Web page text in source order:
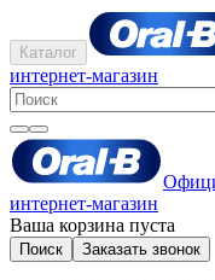
Каталог
интернет-магазин
интернет-магазин
Ваша корзина пуста
Поиск Заказать звонок